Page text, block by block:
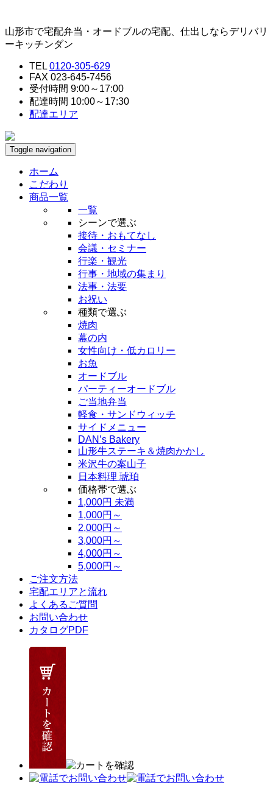
山形市で宅配弁当・オードブルの宅配、仕出しならデリバリ
ーキッチンダン
TEL 0120-305-629
FAX 023-645-7456
受付時間 9:00～17:00
配達時間 10:00～17:30
配達エリア
Toggle navigation
ホーム
こだわり
商品一覧
一覧
シーンで選ぶ
接待・おもてなし
会議・セミナー
行楽・観光
行事・地域の集まり
法事・法要
お祝い
種類で選ぶ
焼肉
幕の内
女性向け・低カロリー
お魚
オードブル
パーティーオードブル
ご当地弁当
軽食・サンドウィッチ
サイドメニュー
DAN’s Bakery
山形牛ステーキ＆焼肉かかし
米沢牛の案山子
日本料理 琥珀
価格帯で選ぶ
1,000円 未満
1,000円～
2,000円～
3,000円～
4,000円～
5,000円～
ご注文方法
宅配エリアと流れ
よくあるご質問
お問い合わせ
カタログPDF